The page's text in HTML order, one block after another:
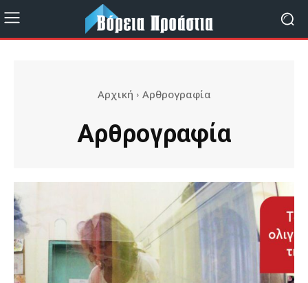
Αρχική Αρθρογραφία
Αρθρογραφία